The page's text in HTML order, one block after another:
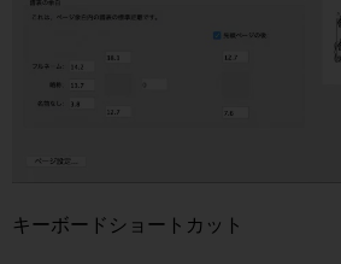
キーボードショートカット